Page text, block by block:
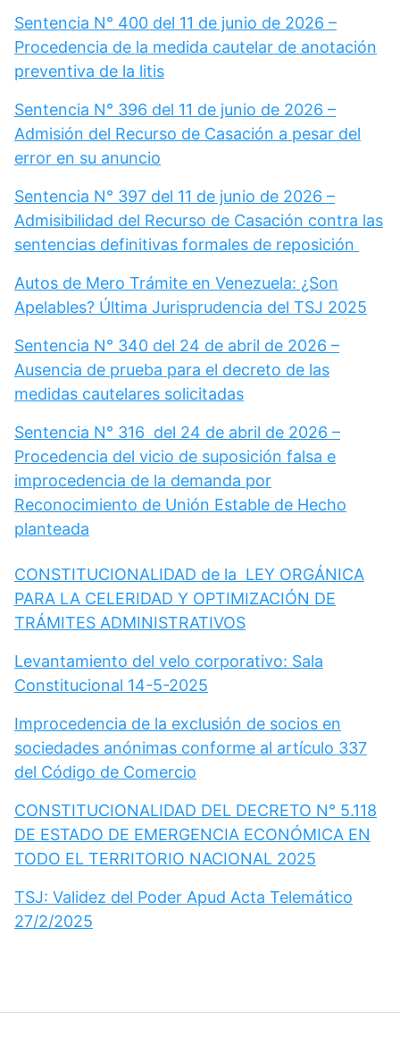
Sentencia N° 400 del 11 de junio de 2026 –
Procedencia de la medida cautelar de anotación
preventiva de la litis
Sentencia N° 396 del 11 de junio de 2026 –
Admisión del Recurso de Casación a pesar del
error en su anuncio
Sentencia N° 397 del 11 de junio de 2026 –
Admisibilidad del Recurso de Casación contra las
sentencias definitivas formales de reposición
Autos de Mero Trámite en Venezuela: ¿Son
Apelables? Última Jurisprudencia del TSJ 2025
Sentencia N° 340 del 24 de abril de 2026 –
Ausencia de prueba para el decreto de las
medidas cautelares solicitadas
Sentencia N° 316 del 24 de abril de 2026 –
Procedencia del vicio de suposición falsa e
improcedencia de la demanda por
Reconocimiento de Unión Estable de Hecho
planteada
CONSTITUCIONALIDAD de la LEY ORGÁNICA
PARA LA CELERIDAD Y OPTIMIZACIÓN DE
TRÁMITES ADMINISTRATIVOS
Levantamiento del velo corporativo: Sala
Constitucional 14-5-2025
Improcedencia de la exclusión de socios en
sociedades anónimas conforme al artículo 337
del Código de Comercio
CONSTITUCIONALIDAD DEL DECRETO N° 5.118
DE ESTADO DE EMERGENCIA ECONÓMICA EN
TODO EL TERRITORIO NACIONAL 2025
TSJ: Validez del Poder Apud Acta Telemático
27/2/2025